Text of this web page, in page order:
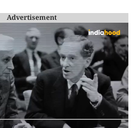
Advertisement